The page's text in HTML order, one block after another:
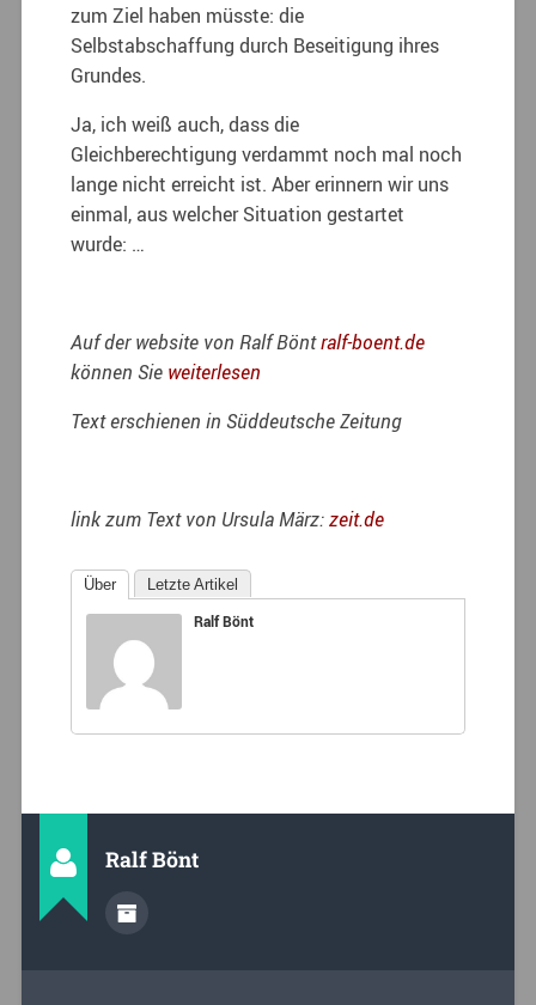
zum Ziel haben müsste: die
Selbstabschaffung durch Beseitigung ihres
Grundes.
Ja, ich weiß auch, dass die
Gleichberechtigung verdammt noch mal noch
lange nicht erreicht ist. Aber erinnern wir uns
einmal, aus welcher Situation gestartet
wurde: …
Auf der website von Ralf Böntralf-boent.de
können Sie weiterlesen
Text erschienen in Süddeutsche Zeitung
link zum Text von Ursula März:zeit.de
Über Letzte Artikel
Ralf Bönt
Ralf Bönt